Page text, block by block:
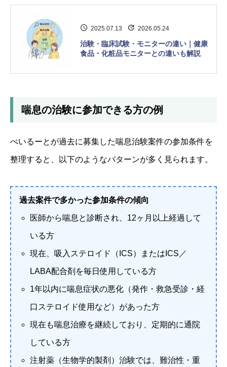
2025.07.13 2026.05.24
治験・臨床試験・モニターの違い｜健康
食品・化粧品モニターとの違いも解説
喘息の治験に参加できる方の例
ぺいるーとが過去に募集した喘息治験案件の参加条件を
整理すると、以下のようなパターンが多く見られます。
過去案件で多かった参加条件の傾向
医師から喘息と診断され、12ヶ月以上経過して
いる方
現在、吸入ステロイド（ICS）またはICS／
LABA配合剤を毎日使用している方
1年以内に喘息症状の悪化（発作・救急受診・経
口ステロイド使用など）があった方
現在も喘息治療を継続しており、定期的に通院
している方
注射薬（生物学的製剤）治験では、難治性・重